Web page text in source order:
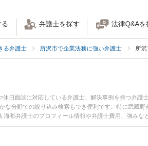
弁護士を探す 法律Q&Aを
る弁護士 所沢市で企業法務に強い弁護士 所
日面談に対応している弁護士、解決事例を持つ弁護
分野での絞り込み検索もでき便利です。特に武蔵
都弁護士のプロフィール情報や弁護士費用、強みな
のトラブル解決の実績豊富な近くの弁護士を検索
すめです。